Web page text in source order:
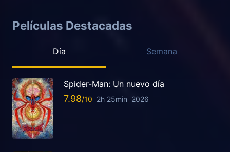
Películas Destacadas
Día Semana
Spider-Man: Un nuevo día
7.98 2h 25min 2026